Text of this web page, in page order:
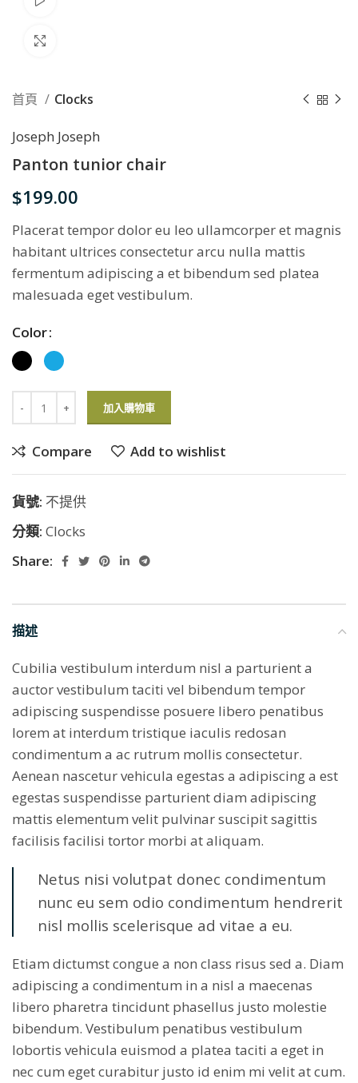
首頁 Clocks
Joseph Joseph
Panton tunior chair
$199.00
Placerat tempor dolor eu leo ullamcorper et magnis
habitant ultrices consectetur arcu nulla mattis
fermentum adipiscing a et bibendum sed platea
malesuada eget vestibulum.
Color
加入購物車
Compare Add to wishlist
貨號: 不提供
分類: Clocks
Share:
描述
Cubilia vestibulum interdum nisl a parturient a
auctor vestibulum taciti vel bibendum tempor
adipiscing suspendisse posuere libero penatibus
lorem at interdum tristique iaculis redosan
condimentum a ac rutrum mollis consectetur.
Aenean nascetur vehicula egestas a adipiscing a est
egestas suspendisse parturient diam adipiscing
mattis elementum velit pulvinar suscipit sagittis
facilisis facilisi tortor morbi at aliquam.
Netus nisi volutpat donec condimentum
nunc eu sem odio condimentum hendrerit
nisl mollis scelerisque ad vitae a eu.
Etiam dictumst congue a non class risus sed a. Diam
adipiscing a condimentum in a nisl a maecenas
libero pharetra tincidunt phasellus justo molestie
bibendum. Vestibulum penatibus vestibulum
lobortis vehicula euismod a platea taciti a eget in
nec cum eget curabitur justo id enim mi velit at cum.